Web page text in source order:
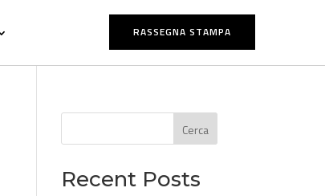
RASSEGNA STAMPA
Cerca
Recent Posts